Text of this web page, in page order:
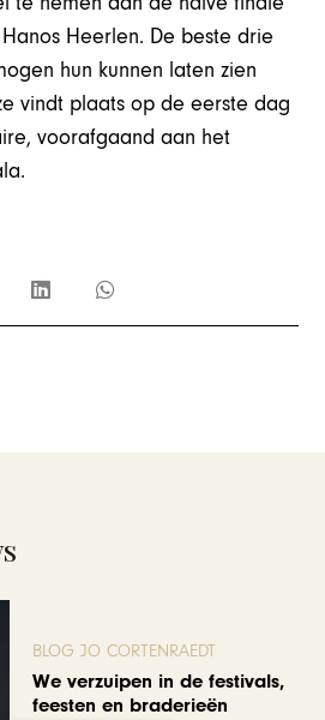
Heerlen. De beste drie
hun kunnen laten zien
vindt plaats op de eerste dag
voorafgaand aan het
BLOG JO CORTENRAEDT
We verzuipen in de festivals,
feesten en braderieën